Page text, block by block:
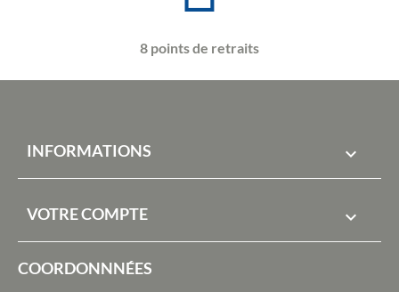
8 points de retraits
INFORMATIONS 
VOTRE COMPTE 
COORDONNNÉES